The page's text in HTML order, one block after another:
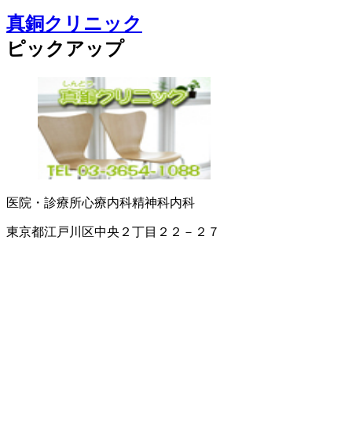
真銅クリニック
ピックアップ
医院・診療所心療内科精神科内科
東京都江戸川区中央２丁目２２－２７